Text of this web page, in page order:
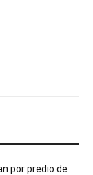
por predio de